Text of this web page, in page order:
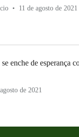
11 de agosto de 2021
enche de esperança
de 2021